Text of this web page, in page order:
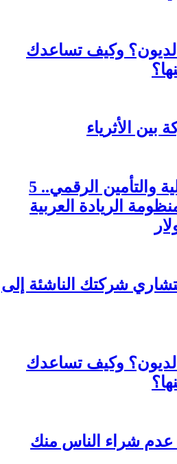
وكيف تساعدك
بين التقنية المالية والتأمين الرقمي.. 5
الريادة العربية
شركتك الناشئة إلى
وكيف تساعدك